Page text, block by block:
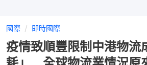
國際 即時國際
疫情致順豐限制中港物流